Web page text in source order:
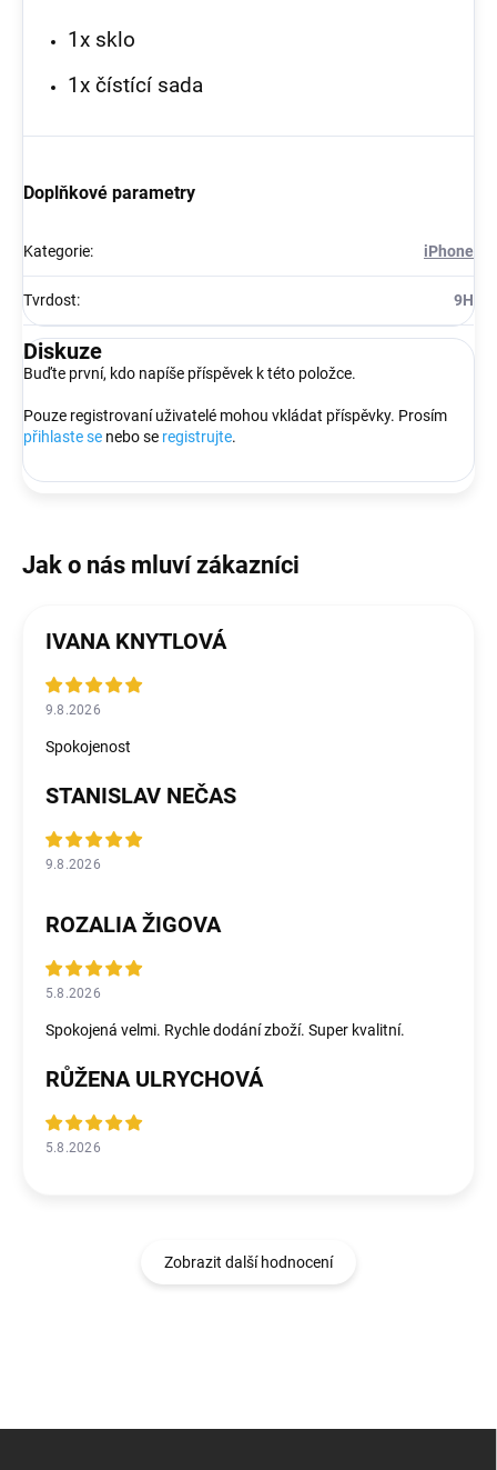
1x sklo
1x čístící sada
Doplňkové parametry
Kategorie: iPhone
Tvrdost: 9H
Diskuze
Buďte první, kdo napíše příspěvek k této položce.
Pouze registrovaní uživatelé mohou vkládat příspěvky. Prosím
přihlaste se nebo se registrujte.
IVANA KNYTLOVÁ
9.8.2026
Spokojenost
STANISLAV NEČAS
9.8.2026
ROZALIA ŽIGOVA
5.8.2026
Spokojená velmi. Rychle dodání zboží. Super kvalitní.
RŮŽENA ULRYCHOVÁ
5.8.2026
Zobrazit další hodnocení